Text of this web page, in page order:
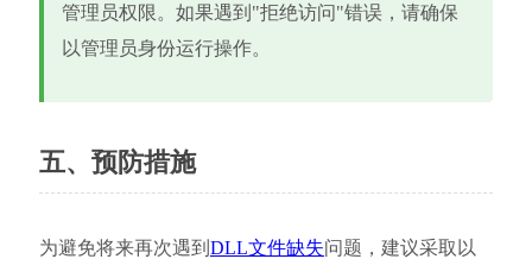
管理员权限。如果遇到"拒绝访问"错误，请确保
以管理员身份运行操作。
五、预防措施
为避免将来再次遇到 DLL文件缺失问题，建议采取以